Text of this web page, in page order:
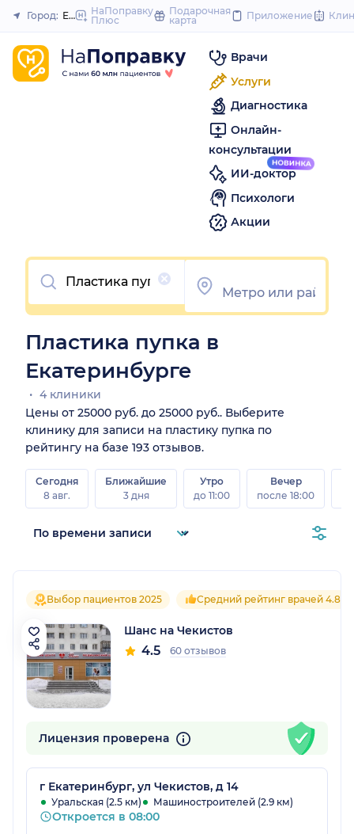
to
Закрыть
Город: Екатеринбург
НаПоправку
Плюс
Подарочная
карта
Приложение
Врачи
Услуги
Диагностика
Онлайн-
консультации
ИИ-доктор
Психологи
Акции
Очистить
Пластика пупка в
Екатеринбурге
4 клиники
Цены от 25000 руб. до 25000 руб.. Выберите
клинику для записи на пластику пупка по
рейтингу на базе 193 отзывов.
Сегодня
8 авг.
Ближайшие
3 дня
Утро
до 11:00
Вечер
после 18:00
Выбор пациентов 2025 Средний рейтинг врачей 4.8
Шанс на Чекистов
4.5 60 отзывов
Лицензия проверена
г Екатеринбург, ул Чекистов, д 14
Уральская (2.5 км) Машиностроителей (2.9 км)
Откроется в 08:00